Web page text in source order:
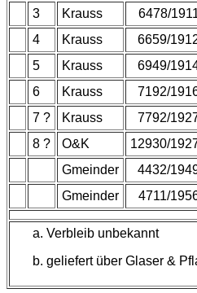
3
Krauss 6478/
4
Krauss 6659/
5
Krauss 6949/
6
Krauss 7192/
7 ?
Krauss 7792/
8 ?
O&K 12930/
Gmeinder
4432/
Gmeinder
4711/
Verbleib unbekannt
geliefert über Glaser &